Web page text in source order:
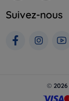
Suivez-nous
© 2026